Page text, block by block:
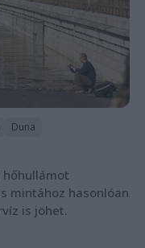
Duna
mintához hasonlóan
is jöhet.